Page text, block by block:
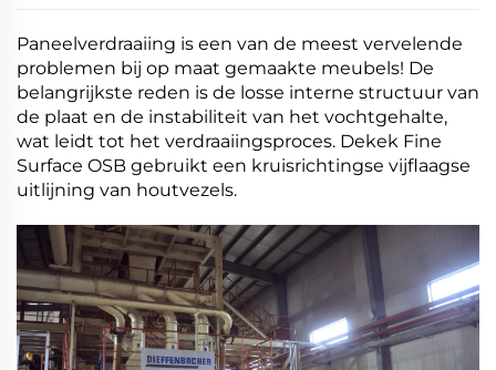
Paneelverdraaiing is een van de meest vervelende
problemen bij op maat gemaakte meubels! De
belangrijkste reden is de losse interne structuur van
de plaat en de instabiliteit van het vochtgehalte,
wat leidt tot het verdraaiingsproces. Dekek Fine
Surface OSB gebruikt een kruisrichtingse vijflaagse
uitlijning van houtvezels.